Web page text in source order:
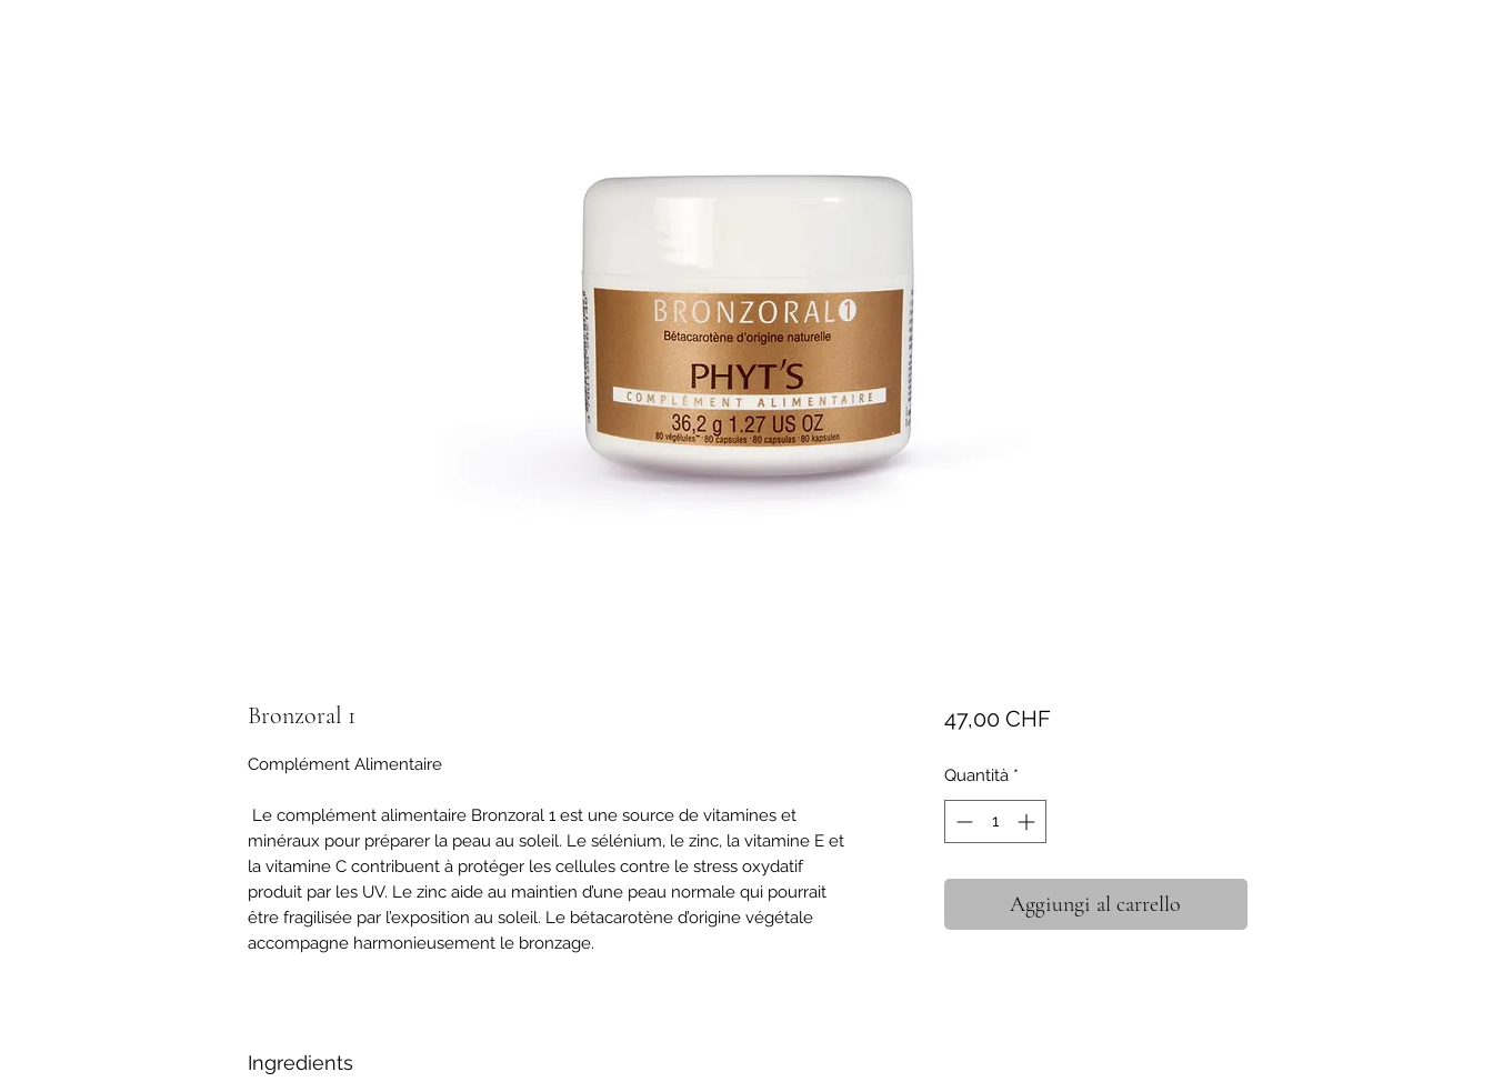
Bronzoral 1
Complément Alimentaire
minéraux pour préparer la peau au soleil. Le sélénium, le zinc, la vitamine E et
la vitamine C contribuent à protéger les cellules contre le stress oxydatif
produit par les UV. Le zinc aide au maintien d’une peau normale qui pourrait
être fragilisée par l’exposition au soleil. Le bétacarotène d’origine végétale
accompagne harmonieusement le bronzage.
Ingredients
47,00 CHFPrezzo
Quantità *
Aggiungi al carrello